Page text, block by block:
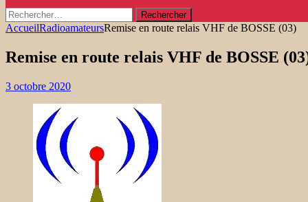
Rechercher :
AccueilRadioamateursRemise en route relais VHF de BOSSE (03)
Remise en route relais VHF de BOSSE
3 octobre 2020